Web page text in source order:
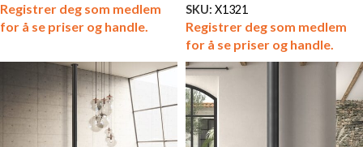
Registrer deg som medlem
for å se priser og handle.
SKU: X1321
Registrer deg som medlem
for å se priser og handle.